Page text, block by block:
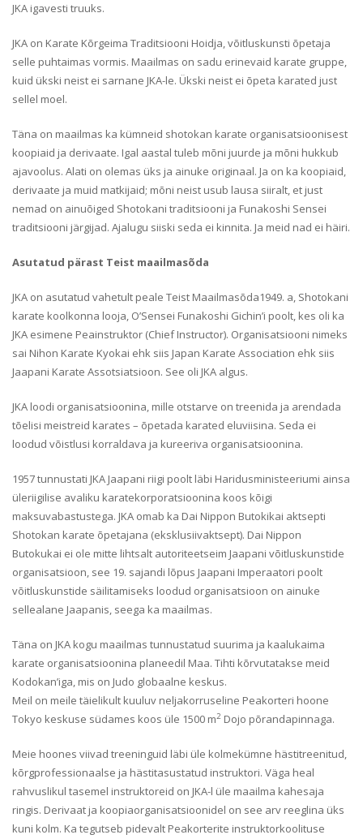
JKA igavesti truuks.
JKA on Karate Kõrgeima Traditsiooni Hoidja, võitluskunsti õpetaja
selle puhtaimas vormis. Maailmas on sadu erinevaid karate gruppe,
kuid ükski neist ei sarnane JKA-le. Ükski neist ei õpeta karated just
sellel moel.
Täna on maailmas ka kümneid shotokan karate organisatsioonisest
koopiaid ja derivaate. Igal aastal tuleb mõni juurde ja mõni hukkub
ajavoolus. Alati on olemas üks ja ainuke originaal. Ja on ka koopiaid,
derivaate ja muid matkijaid; mõni neist usub lausa siiralt, et just
nemad on ainuõiged Shotokani traditsiooni ja Funakoshi Sensei
traditsiooni järgijad. Ajalugu siiski seda ei kinnita. Ja meid nad ei häiri.
Asutatud pärast Teist maailmasõda
JKA on asutatud vahetult peale Teist Maailmasõda1949. a, Shotokani
karate koolkonna looja, O’Sensei Funakoshi Gichin’i poolt, kes oli ka
JKA esimene Peainstruktor (Chief Instructor). Organisatsiooni nimeks
sai Nihon Karate Kyokai ehk siis Japan Karate Association ehk siis
Jaapani Karate Assotsiatsioon. See oli JKA algus.
JKA loodi organisatsioonina, mille otstarve on treenida ja arendada
tõelisi meistreid karates – õpetada karated eluviisina. Seda ei
loodud võistlusi korraldava ja kureeriva organisatsioonina.
1957 tunnustati JKA Jaapani riigi poolt läbi Haridusministeeriumi ainsa
üleriigilise avaliku karatekorporatsioonina koos kõigi
maksuvabastustega. JKA omab ka Dai Nippon Butokikai aktsepti
Shotokan karate õpetajana (eksklusiivaktsept). Dai Nippon
Butokukai ei ole mitte lihtsalt autoriteetseim Jaapani võitluskunstide
organisatsioon, see 19. sajandi lõpus Jaapani Imperaatori poolt
võitluskunstide säilitamiseks loodud organisatsioon on ainuke
sellealane Jaapanis, seega ka maailmas.
Täna on JKA kogu maailmas tunnustatud suurima ja kaalukaima
karate organisatsioonina planeedil Maa. Tihti kõrvutatakse meid
Kodokan’iga, mis on Judo globaalne keskus.
Meil on meile täielikult kuuluv neljakorruseline Peakorteri hoone
Tokyo keskuse südames koos üle 1500 m2 Dojo põrandapinnaga.
Meie hoones viivad treeninguid läbi üle kolmekümne hästitreenitud,
kõrgprofessionaalse ja hästitasustatud instruktori. Väga heal
rahvuslikul tasemel instruktoreid on JKA-l üle maailma kahesaja
ringis. Derivaat ja koopiaorganisatsioonidel on see arv reeglina üks
kuni kolm. Ka tegutseb pidevalt Peakorterite instruktorkoolituse